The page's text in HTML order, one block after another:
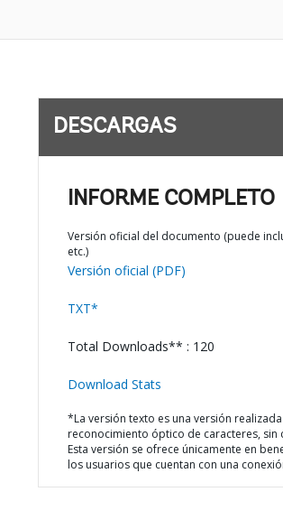
DESCARGAS
INFORME COMPLETO
Versión oficial del documento (puede
etc.)
Versión oficial (PDF)
TXT*
Total Downloads** : 120
Download Stats
*La versión texto es una versión
reconocimiento óptico de caracteres, sin
Esta versión se ofrece únicamente en
los usuarios que cuentan con una